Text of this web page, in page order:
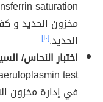
مخزون الحديد و
الحديد.[١٠]
اختبار النحاس/
في إدارة مخزون